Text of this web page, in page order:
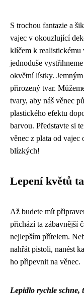
S trochou fantazie a
vajec v okouzlující
klíčem k realistickému
jednoduše
okvětní lístky.
přirozený tvar.
tvary, aby náš věnec
plastického efektu
barvou. Představte si
věnec z plata od
blízkých!
Lepení květů
Až budete mít
přichází ta zábavnější
nejlepším přítelem.
nahřát pistoli, nanést
ho připevnit na věnec.
Lepidlo rychle schne,